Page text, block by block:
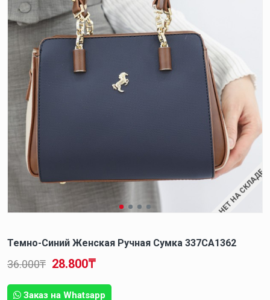
НЕТ НА СКЛАДЕ
Темно-Синий Женская Ручная Сумка 337CA1362
Заказ на Whatsapp
28.800₸
36.000₸